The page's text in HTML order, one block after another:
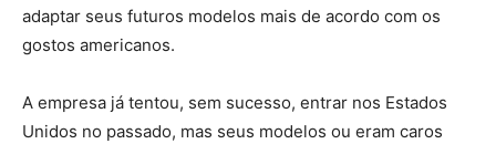
adaptar seus futuros modelos mais de acordo com os
gostos americanos.
A empresa já tentou, sem sucesso, entrar nos Estados
Unidos no passado, mas seus modelos ou eram caros